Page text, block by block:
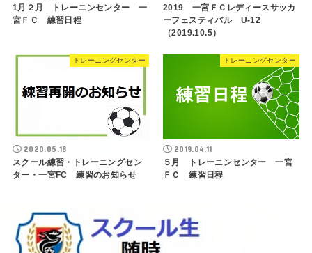
1月２月 トレーニンセンター 一
宮ＦＣ 練習日程
2019 一宮ＦＣレディースサッカ
ーフェスティバル U-12
（2019.10.5）
トレーニングセンター
2020.05.18
スクール練習・トレーニングセン
ター・一宮FC 練習のお知らせ
トレーニングセンター
2019.04.11
５月 トレーニンセンター 一宮
ＦＣ 練習日程